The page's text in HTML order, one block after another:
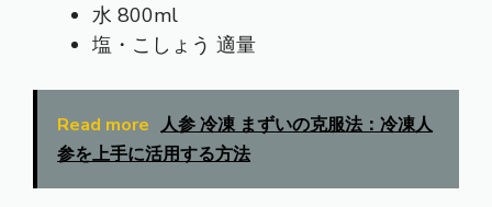
水 800ml
塩・こしょう 適量
Read more 人参 冷凍 まずいの克服法：冷凍人
参を上手に活用する方法